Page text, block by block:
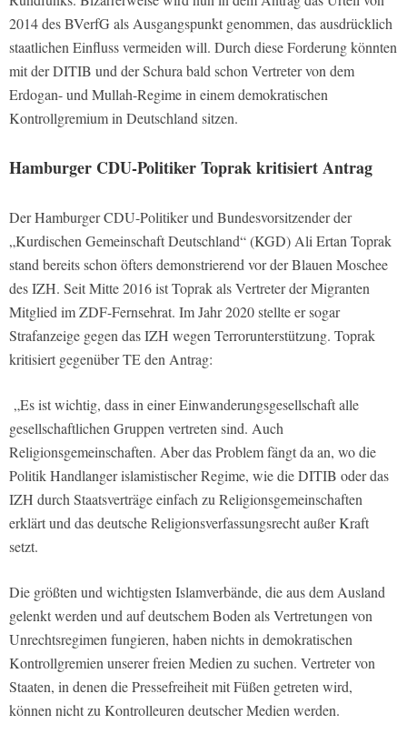
2014 des BVerfG als Ausgangspunkt genommen, das ausdrücklich
staatlichen Einfluss vermeiden will. Durch diese Forderung könnten
mit der DITIB und der Schura bald schon Vertreter von dem
Erdogan- und Mullah-Regime in einem demokratischen
Kontrollgremium in Deutschland sitzen.
Hamburger CDU-Politiker Toprak kritisiert Antrag
Der Hamburger CDU-Politiker und Bundesvorsitzender der
„Kurdischen Gemeinschaft Deutschland“ (KGD) Ali Ertan Toprak
stand bereits schon öfters demonstrierend vor der Blauen Moschee
des IZH. Seit Mitte 2016 ist Toprak als Vertreter der Migranten
Mitglied im ZDF-Fernsehrat. Im Jahr 2020 stellte er sogar
Strafanzeige gegen das IZH wegen Terrorunterstützung. Toprak
kritisiert gegenüber TE den Antrag:
„Es ist wichtig, dass in einer Einwanderungsgesellschaft alle
gesellschaftlichen Gruppen vertreten sind. Auch
Religionsgemeinschaften. Aber das Problem fängt da an, wo die
Politik Handlanger islamistischer Regime, wie die DITIB oder das
IZH durch Staatsverträge einfach zu Religionsgemeinschaften
erklärt und das deutsche Religionsverfassungsrecht außer Kraft
setzt.
Die größten und wichtigsten Islamverbände, die aus dem Ausland
gelenkt werden und auf deutschem Boden als Vertretungen von
Unrechtsregimen fungieren, haben nichts in demokratischen
Kontrollgremien unserer freien Medien zu suchen. Vertreter von
Staaten, in denen die Pressefreiheit mit Füßen getreten wird,
können nicht zu Kontrolleuren deutscher Medien werden.